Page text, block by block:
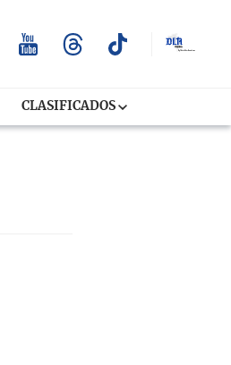
CLASIFICADOS